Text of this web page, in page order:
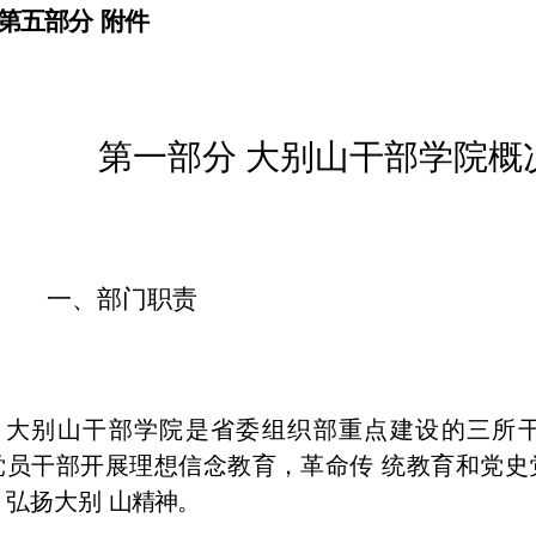
五部分 附件
第一部分 大别山干部学院概
一、部门职责
大别山干部学院是省委组织部重点建设的三所
员干部开展理想信念教育，革命传 统教育和党
扬大别 山精神。